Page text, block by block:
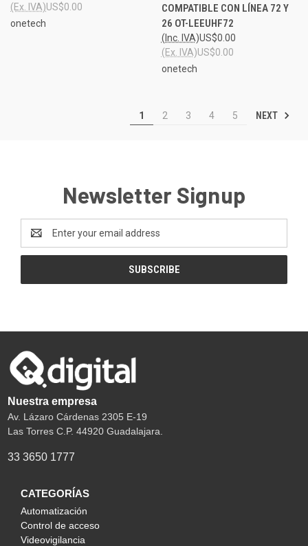
US$0.00
(Ex. IVA)
onetech
COMPATIBLE CON LÍNEA 72 Y
26 OT-LEEUHF72
US$0.00
(Inc. IVA)
US$0.00
(Ex. IVA)
onetech
1 2 3 4 5 NEXT
Newsletter Signup
Address
Nuestra empresa
Av. Lázaro Cárdenas 2305 E-19
Las Torres C.P. 44920 Guadalajara.
33 3650 1777
CATEGORÍAS
Automatización
Control de acceso
Videovigilancia